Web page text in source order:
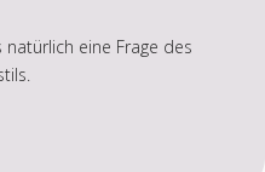
eine Frage des